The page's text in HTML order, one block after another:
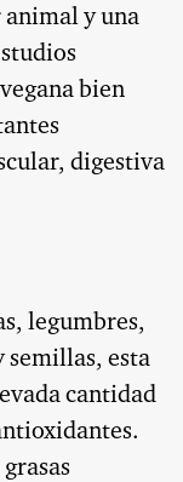
y una
bien
digestiva
legumbres,
semillas, esta
cantidad